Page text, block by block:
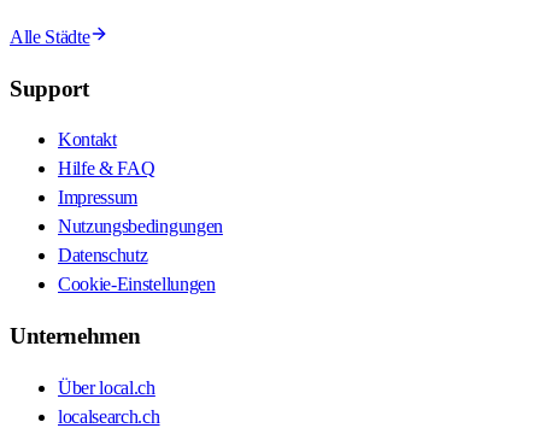
Alle Städte
Support
Kontakt
Hilfe & FAQ
Impressum
Nutzungsbedingungen
Datenschutz
Cookie-Einstellungen
Unternehmen
Über local.ch
localsearch.ch